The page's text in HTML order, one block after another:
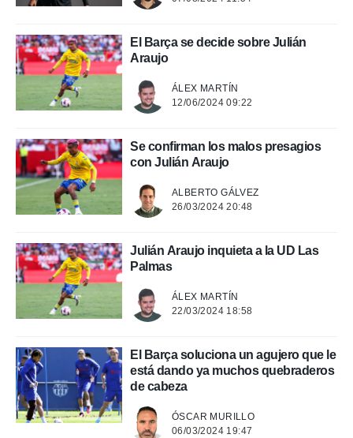
únicos
como
este sitio
IP
de
traten tus
en
a lo que
Para
u
datos
en
en
El Barça se decide sobre Julián
Araujo
ÁLEX MARTÍN
12/06/2024 09:22
Se confirman los malos presagios
con Julián Araujo
ALBERTO GÁLVEZ
26/03/2024 20:48
Julián Araujo inquieta a la UD Las
Palmas
ÁLEX MARTÍN
22/03/2024 18:58
El Barça soluciona un agujero que le
está dando ya muchos quebraderos
de cabeza
ÓSCAR MURILLO
06/03/2024 19:47